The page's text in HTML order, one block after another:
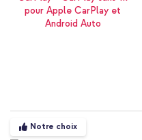
Notre choix